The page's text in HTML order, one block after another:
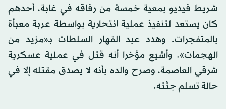
شريط فيديو بمعية خمسة من رفاقه في غابة، أحدهم
كان يستعد لتنفيذ عملية انتحارية بواسطة عربة معبأة
بالمتفجرات. وهدد عبد القهار السلطات بـ«مزيد من
الهجمات». وأشيع مؤخرا أنه قتل في عملية عسكرية
شرقي العاصمة، وصرح والده بأنه لا يصدق مقتله إلا في
حالة تسلم جثته.